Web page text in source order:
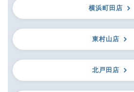
横浜町田店
東村山店
北戸田店